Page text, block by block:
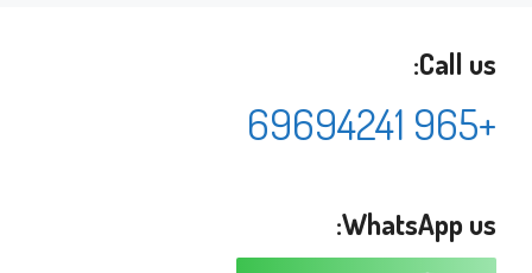
Call us:
+965 69694241
WhatsApp us: